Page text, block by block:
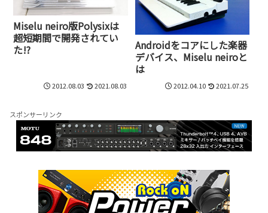
Miselu neiro版Polysixは
超短期間で開発されてい
た!?
2012.08.03 2021.08.03
Androidをコアにした楽器
デバイス、Miselu neiroと
は
2012.04.10 2021.07.25
スポンサーリンク